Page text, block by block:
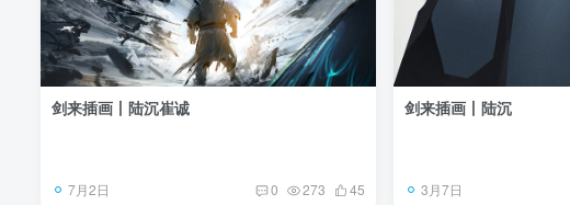
剑来插画丨陆沉崔诚
7月2日 0 273 45
剑来插画丨陆沉
3月7日